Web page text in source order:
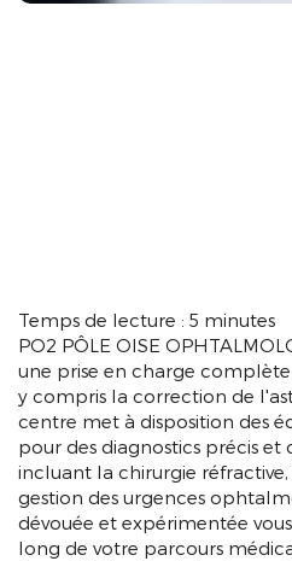
Temps de lecture : 5 minutes
PO2 PÔLE OISE
une prise en charge complète
y compris la correction de
centre met à disposition des
pour des diagnostics précis et
incluant la chirurgie
gestion des urgences
dévouée et expérimentée
long de votre parcours